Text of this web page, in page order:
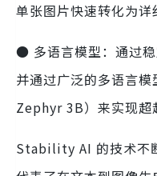
单张图片快速转化为详
● 多语言模型：通过稳
并通过广泛的多语言
Zephyr 3B）来实现超
Stability AI 的技术不